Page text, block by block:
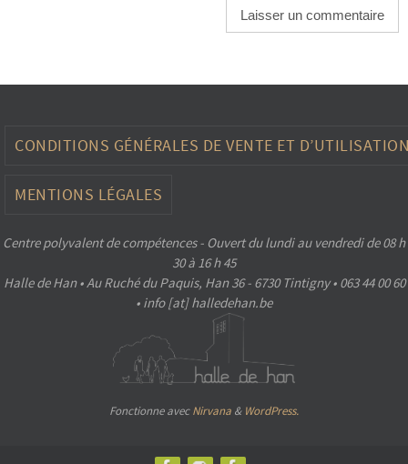
CONDITIONS GÉNÉRALES DE VENTE ET
MENTIONS LÉGALES
Centre polyvalent de compétences - Ouvert du lundi au vendredi de 08 h
30 à 16 h 45
Halle de Han • Au Ruché du Paquis, Han 36 - 6730 Tintigny • 063 44 00 60
• info [at] halledehan.be
Fonctionne avecNirvana & WordPress.